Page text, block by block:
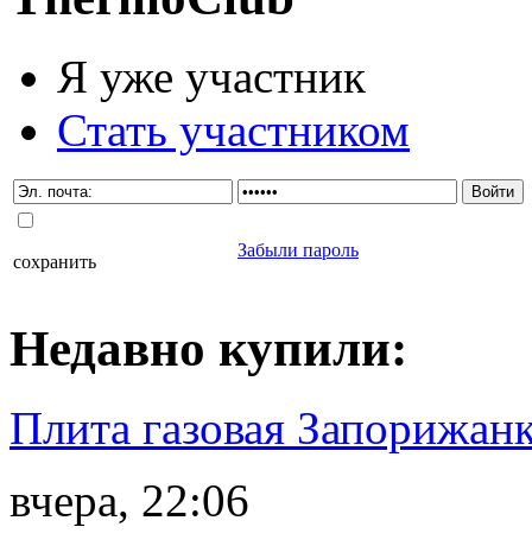
Я уже участник
Стать участником
сохранить
Забыли пароль
Недавно купили:
Плита газовая
вчера, 22:06